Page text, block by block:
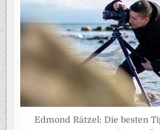
Edmond Rätzel: Die besten